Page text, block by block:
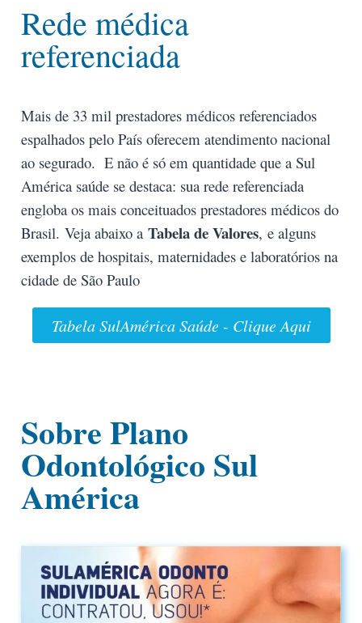
Rede médica
referenciada
Mais de 33 mil prestadores médicos referenciados
espalhados pelo País oferecem atendimento nacional
ao segurado. E não é só em quantidade que a Sul
América saúde se destaca: sua rede referenciada
engloba os mais conceituados prestadores médicos do
Brasil. Veja abaixo a Tabela de Valores, e alguns
exemplos de hospitais, maternidades e laboratórios na
cidade de São Paulo
Tabela SulAmérica Saúde - Clique Aqui
Sobre Plano
Odontológico Sul
América